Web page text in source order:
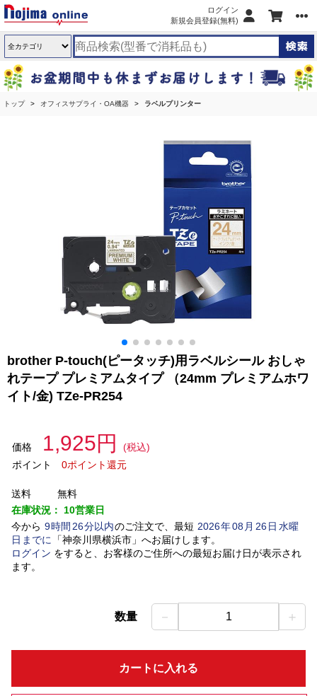
ログイン
新規会員登録(無料)
トップ オフィスサプライ・OA機器 ラベルプリンター
brother P-touch(ピータッチ)用ラベルシール おしゃ
れテープ プレミアムタイプ （24mm プレミアムホワ
イト/金) TZe-PR254
価格 1,925円
(税込)
ポイント
0ポイント還元
送料
無料
在庫状況： 10営業日
今から 9時間 26分以内のご注文で、最短 2026年08 月 26日水曜
日 までに 「神奈川県横浜市」 へお届けします。
ログイン をすると、お客様のご住所への最短お届け日が表示され
ます。
数量 － 1 ＋
カートに入れる